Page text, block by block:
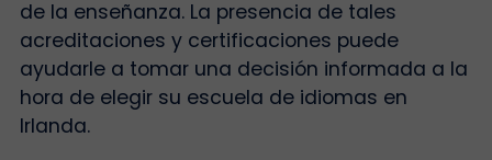
de la enseñanza. La presencia de tales
acreditaciones y certificaciones puede
ayudarle a tomar una decisión informada a la
hora de elegir su escuela de idiomas en
Irlanda.